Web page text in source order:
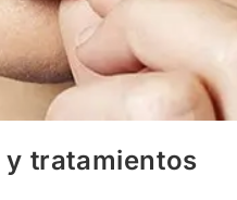
y tratamientos